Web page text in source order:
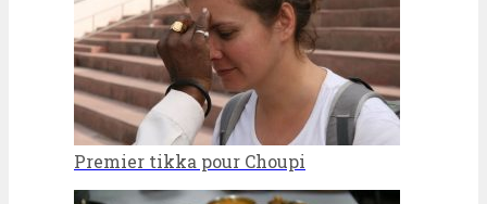
Premier tikka pour Choupi